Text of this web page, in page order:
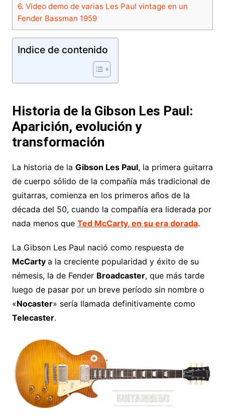
6. Video demo de varias Les Paul vintage en un
Fender Bassman 1959
Indice de contenido
Historia de la Gibson Les Paul:
Aparición, evolución y
transformación
La historia de la Gibson Les Paul, la primera guitarra
de cuerpo sólido de la compañía más tradicional de
guitarras, comienza en los primeros años de la
década del 50, cuando la compañía era liderada por
nada menos que Ted McCarty, en su era dorada.
La Gibson Les Paul nació como respuesta de
McCarty a la creciente popularidad y éxito de su
némesis, la de Fender Broadcaster, que más tarde
luego de pasar por un breve período sin nombre o
«Nocaster» sería llamada definitivamente como
Telecaster.